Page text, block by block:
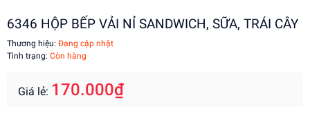
6346 HỘP BẾP VẢI NỈ SANDWICH, SỮA, TRÁI CÂY
Thương hiệu: Đang cập nhật
Tình trạng: Còn hàng
Giá lẻ: 170.000₫